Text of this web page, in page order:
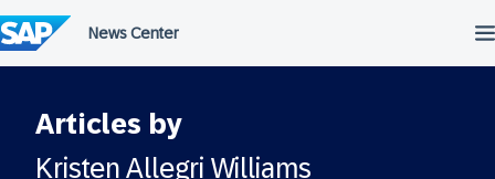
Articles by
Kristen Allegri Williams